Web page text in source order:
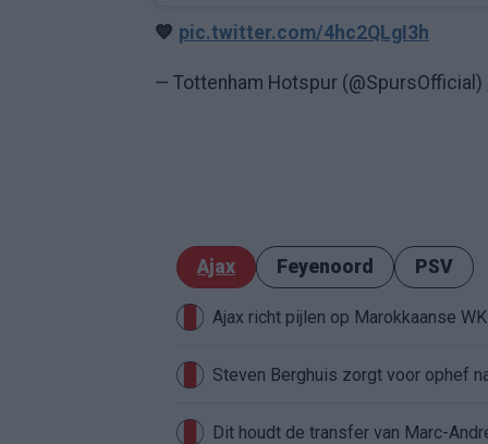
💙 pic.twitter.com/4hc2QLgI3h
— Tottenham Hotspur (@SpursOfficial)
Ajax Feyenoord PSV
Ajax richt pijlen op Marokkaanse
Steven Berghuis zorgt voor ophef
Dit houdt de transfer van Marc-